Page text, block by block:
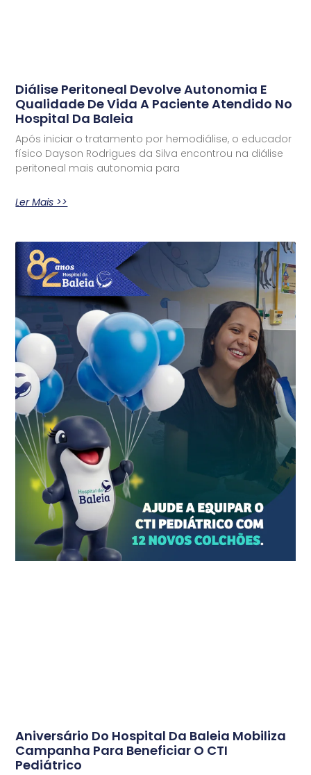
Diálise Peritoneal Devolve Autonomia E
Qualidade De Vida A Paciente Atendido No
Hospital Da Baleia
Após iniciar o tratamento por hemodiálise, o educador
físico Dayson Rodrigues da Silva encontrou na diálise
peritoneal mais autonomia para
Ler Mais >>
Aniversário Do Hospital Da Baleia Mobiliza
Campanha Para Beneficiar O CTI
Pediátrico